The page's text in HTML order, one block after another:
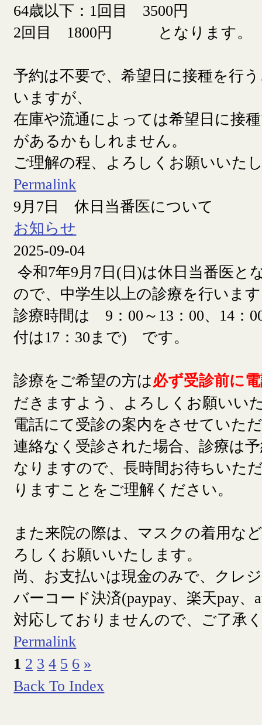
64歳以下：1回目 3500円
2回目 1800円 となります。
予約は不要で、希望日に接種を行
いますが、
在庫や流通によっては希望日に接
があるかもしれません。
ご理解の程、よろしくお願いいた
Permalink
9月7日 休日当番医について
お知らせ
2025-09-04
令和7年9月7日(日)は休日当番医と
ので、中学生以上の診療を行います
診療時間は 9：00～13：00、14：
付は17：30まで) です。
診療をご希望の方は必ず受診前に
だきますよう、よろしくお願いい
電話にて受診の案内をさせていた
連絡なく受診された場合、診療は
なりますので、長時間お待ちいた
りますことをご理解ください。
また来院の際は、マスクの着用な
ろしくお願いいたします。
尚、お支払いは現金のみで、クレ
バーコード決済(paypay、楽天pay、
対応しておりませんので、ご了承
Permalink
1 2 3 4 5 6 »
Back To Index